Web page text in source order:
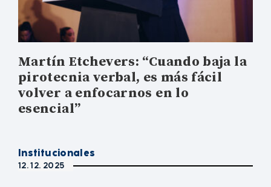
Martín Etchevers: “Cuando baja la
pirotecnia verbal, es más fácil
volver a enfocarnos en lo
esencial”
Institucionales
12. 12. 2025